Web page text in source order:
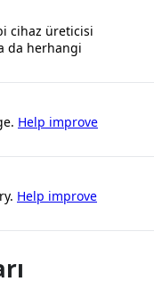
cihaz üreticisi
da herhangi
Help improve
Help improve